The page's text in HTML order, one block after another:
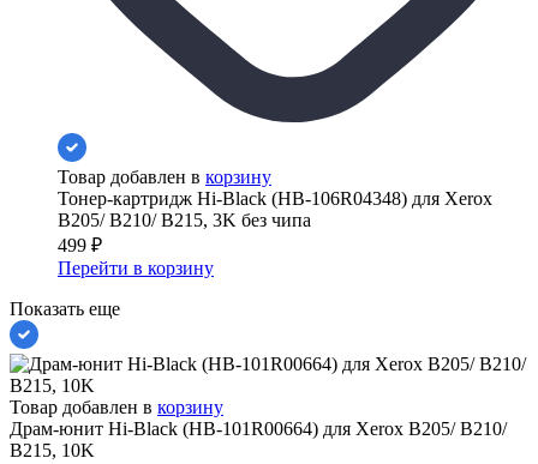
Товар добавлен в корзину
Тонер-картридж Hi-Black (HB-106R04348) для Xerox
B205/ B210/ B215, 3K без чипа
499 ₽
Перейти в корзину
Показать еще
Товар добавлен в корзину
Драм-юнит Hi-Black (HB-101R00664) для Xerox B205/ B210/
B215, 10K